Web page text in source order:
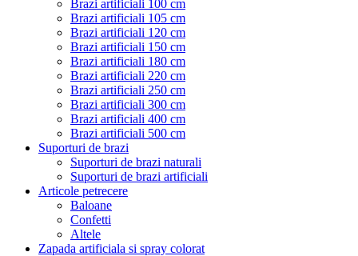
Brazi artificiali 100 cm
Brazi artificiali 105 cm
Brazi artificiali 120 cm
Brazi artificiali 150 cm
Brazi artificiali 180 cm
Brazi artificiali 220 cm
Brazi artificiali 250 cm
Brazi artificiali 300 cm
Brazi artificiali 400 cm
Brazi artificiali 500 cm
Suporturi de brazi
Suporturi de brazi naturali
Suporturi de brazi artificiali
Articole petrecere
Baloane
Confetti
Altele
Zapada artificiala si spray colorat